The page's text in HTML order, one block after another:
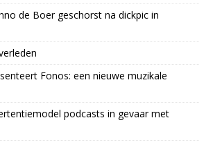
de Boer geschorst na dickpic in
Fonos: een nieuwe muzikale
podcasts in gevaar met